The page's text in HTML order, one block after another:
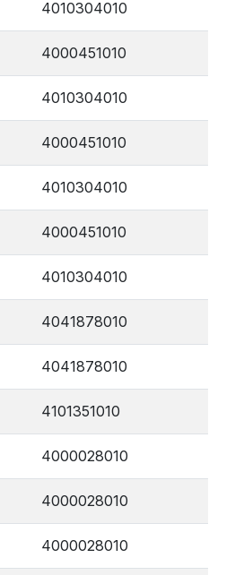
4010304010
4000451010
4010304010
4000451010
4010304010
4000451010
4010304010
4041878010
4041878010
4101351010
4000028010
4000028010
4000028010